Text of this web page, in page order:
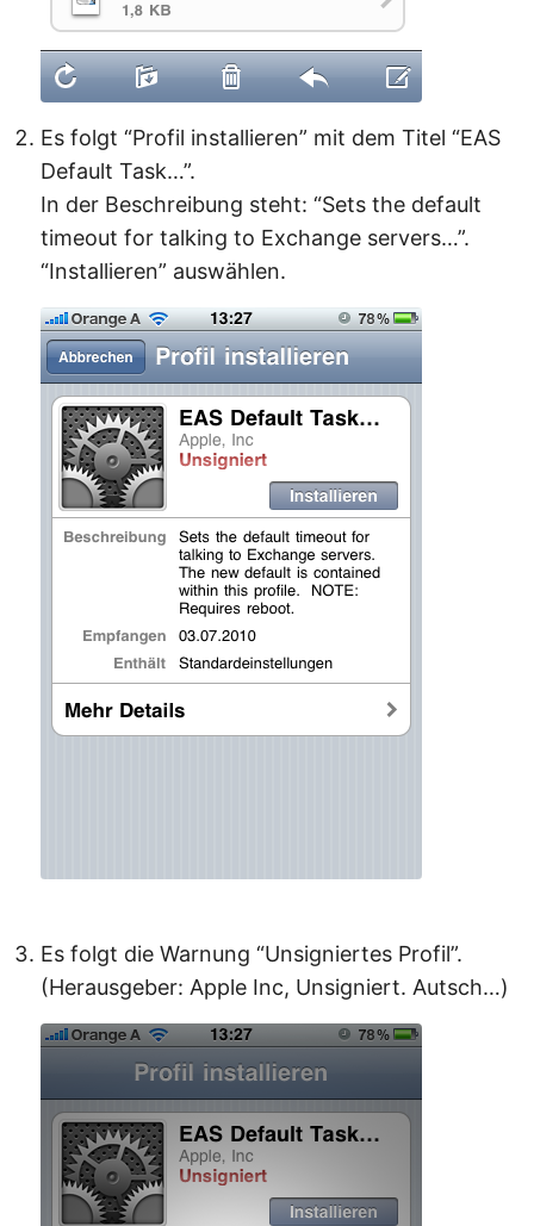
Es folgt “Profil installieren” mit dem Titel “EAS
Default Task…”.
In der Beschreibung steht: “Sets the default
timeout for talking to Exchange servers…”.
“Installieren” auswählen.
Es folgt die Warnung “Unsigniertes Profil”.
(Herausgeber: Apple Inc, Unsigniert. Autsch…)